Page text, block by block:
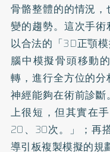
骨骼整體的的情況
變的趨勢。這次手
以合法的「3D正顎
腦中模擬骨頭移動
轉，進行全方位的
神經能夠在術前診
上很短，但其實在
20、30次。」；再
導引板複製模擬的規